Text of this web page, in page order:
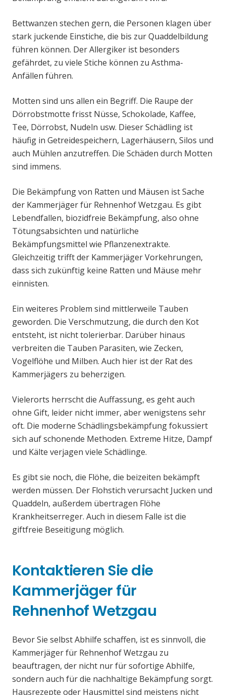
Bettwanzen stechen gern, die Personen klagen über
stark juckende Einstiche, die bis zur Quaddelbildung
führen können. Der Allergiker ist besonders
gefährdet, zu viele Stiche können zu Asthma-
Anfällen führen.
Motten sind uns allen ein Begriff. Die Raupe der
Dörrobstmotte frisst Nüsse, Schokolade, Kaffee,
Tee, Dörrobst, Nudeln usw. Dieser Schädling ist
häufig in Getreidespeichern, Lagerhäusern, Silos und
auch Mühlen anzutreffen. Die Schäden durch Motten
sind immens.
Die Bekämpfung von Ratten und Mäusen ist Sache
der Kammerjäger für Rehnenhof Wetzgau. Es gibt
Lebendfallen, biozidfreie Bekämpfung, also ohne
Tötungsabsichten und natürliche
Bekämpfungsmittel wie Pflanzenextrakte.
Gleichzeitig trifft der Kammerjäger Vorkehrungen,
dass sich zukünftig keine Ratten und Mäuse mehr
einnisten.
Ein weiteres Problem sind mittlerweile Tauben
geworden. Die Verschmutzung, die durch den Kot
entsteht, ist nicht tolerierbar. Darüber hinaus
verbreiten die Tauben Parasiten, wie Zecken,
Vogelflöhe und Milben. Auch hier ist der Rat des
Kammerjägers zu beherzigen.
Vielerorts herrscht die Auffassung, es geht auch
ohne Gift, leider nicht immer, aber wenigstens sehr
oft. Die moderne Schädlingsbekämpfung fokussiert
sich auf schonende Methoden. Extreme Hitze, Dampf
und Kälte verjagen viele Schädlinge.
Es gibt sie noch, die Flöhe, die beizeiten bekämpft
werden müssen. Der Flohstich verursacht Jucken und
Quaddeln, außerdem übertragen Flöhe
Krankheitserreger. Auch in diesem Falle ist die
giftfreie Beseitigung möglich.
Kontaktieren Sie die
Kammerjäger für
Rehnenhof Wetzgau
Bevor Sie selbst Abhilfe schaffen, ist es sinnvoll, die
Kammerjäger für Rehnenhof Wetzgau zu
beauftragen, der nicht nur für sofortige Abhilfe,
sondern auch für die nachhaltige Bekämpfung sorgt.
Hausrezepte oder Hausmittel sind meistens nicht